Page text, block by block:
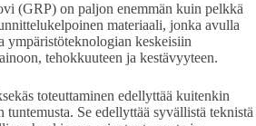
(GRP) on paljon enemmän kuin pelkkä
materiaali, jonka avulla
ympäristöteknologian keskeisiin
tehokkuuteen ja kestävyyteen.
toteuttaminen edellyttää kuitenkin
Se edellyttää syvällistä teknistä